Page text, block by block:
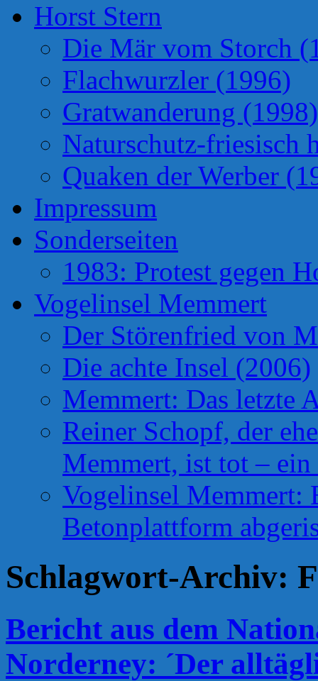
Horst Stern
Die Mär vom Storch
Flachwurzler (1996)
Gratwanderung (1998)
Naturschutz-friesisch
Quaken der Werber
Impressum
Sonderseiten
1983: Protest gegen
Vogelinsel Memmert
Der Störenfried von
Die achte Insel (2006)
Memmert: Das letzte
Reiner Schopf, der
Memmert, ist tot –
Vogelinsel Memmert:
Betonplattform
Schlagwort-Archiv:
Bericht aus dem
Norderney: ´Der